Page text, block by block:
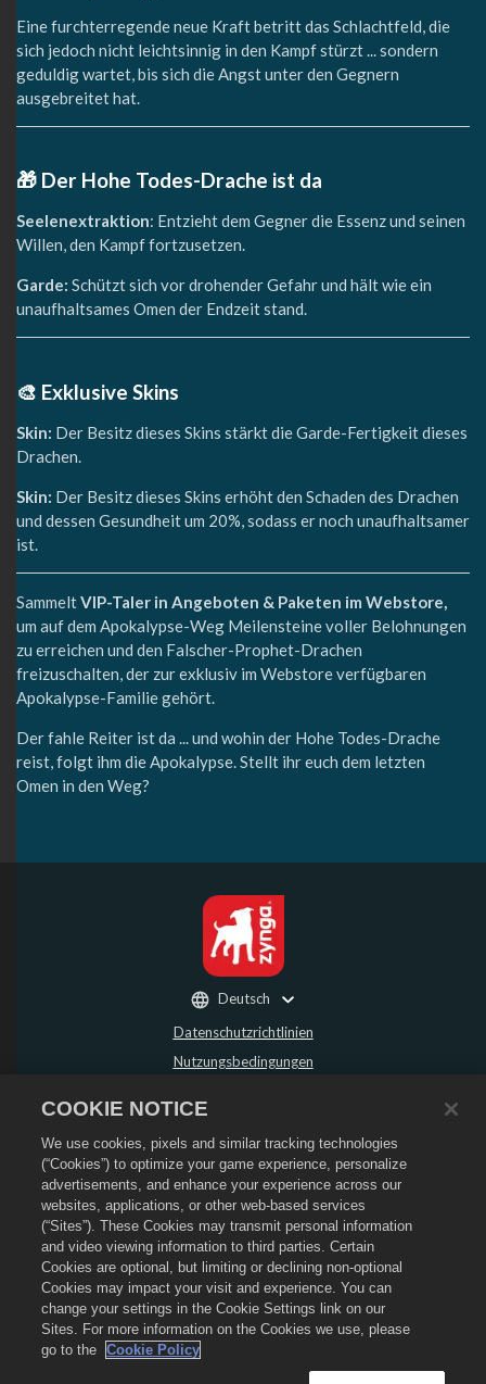
Eine furchterregende neue Kraft betritt das Schlachtfeld, die
sich jedoch nicht leichtsinnig in den Kampf stürzt ... sondern
geduldig wartet, bis sich die Angst unter den Gegnern
ausgebreitet hat.
🎁 Der Hohe Todes-Drache ist da
Seelenextraktion: Entzieht dem Gegner die Essenz und seinen
Willen, den Kampf fortzusetzen.
Garde: Schützt sich vor drohender Gefahr und hält wie ein
unaufhaltsames Omen der Endzeit stand.
🎨 Exklusive Skins
Skin: Der Besitz dieses Skins stärkt die Garde-Fertigkeit dieses
Drachen.
Skin: Der Besitz dieses Skins erhöht den Schaden des Drachen
und dessen Gesundheit um 20%, sodass er noch unaufhaltsamer
ist.
SammeltVIP-Taler in Angeboten & Paketen im Webstore,
um auf dem Apokalypse-Weg Meilensteine voller Belohnungen
zu erreichen und den Falscher-Prophet-Drachen
freizuschalten, der zur exklusiv im Webstore verfügbaren
Apokalypse-Familie gehört.
Der fahle Reiter ist da ... und wohin der Hohe Todes-Drache
reist, folgt ihm die Apokalypse. Stellt ihr euch dem letzten
Omen in den Weg?
Datenschutzrichtlinien
Nutzungsbedingungen
Rückerstattungsrichtlinie
Cookie-Richtlinie
Store-Support
Spiel-Support
Cookie-Einstellungen
2026Social Point S.L. Dragon City und Dragon City-Logo sind Markenzeichen
von Social Point S.L. Alle Rechte vorbehalten. Der Dragon City Store wird von
Zynga, Inc. betrieben. Angebote nur in Dragon City gültig. Angebote und
Preise unterscheiden sich je nach Region.
Deutsch
COOKIE NOTICE
We use cookies, pixels and similar tracking technologies
(“Cookies”) to optimize your game experience, personalize
advertisements, and enhance your experience across our
websites, applications, or other web-based services
(“Sites”). These Cookies may transmit personal information
and video viewing information to third parties. Certain
Cookies are optional, but limiting or declining non-optional
Cookies may impact your visit and experience. You can
change your settings in the Cookie Settings link on our
Sites. For more information on the Cookies we use, please
go to the
Cookie Policy